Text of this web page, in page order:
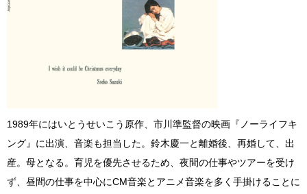
1989年にはいとうせいこう原作、市川準監督の映画『ノーライフキ
ング』に出演、音楽も担当した。鈴木慶一と離婚後、再婚して、出
産。母となる。育児を優先させるため、夜間の仕事やツアーを受け
ず、昼間の仕事を中心にCM音楽とアニメ音楽を多く手掛けることに